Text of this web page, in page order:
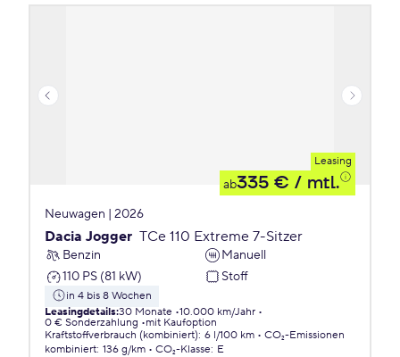
Leasing
ab335 € / mtl.
Neuwagen | 2026
Dacia Jogger TCe 110 Extreme 7-Sitzer
Benzin
Manuell
110 PS (81 kW)
Stoff
in 4 bis 8 Wochen
Leasingdetails:30 Monate 10.000 km/Jahr
0 € Sonderzahlung
mit Kaufoption
Kraftstoffverbrauch (kombiniert): 6 l/100 km
CO₂-Emissionen
kombiniert: 136 g/km CO₂-Klasse: E